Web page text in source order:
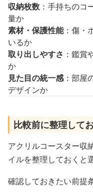
収納枚数 ：手持ちのコ
量か
素材・保護性能：傷・
いるか
取り出しやすさ ：鑑賞
か
見た目の統一感：部屋
デザインか
比較前に整理して
アクリルコースター収
イルを整理しておくと
確認しておきたい前提